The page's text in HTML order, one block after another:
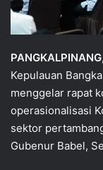
Kepulauan
menggelar rapat
operasionalisasi
sektor
Gubenur Babel,